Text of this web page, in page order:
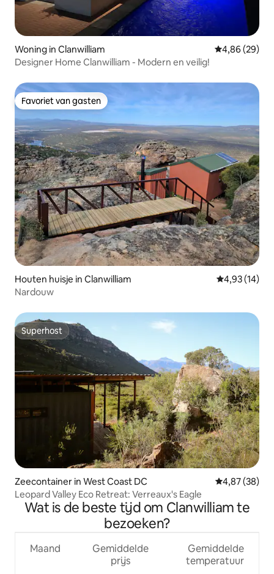
Woning in Clanwilliam Gemiddelde
4,86 (29)
Designer Home Clanwilliam - Modern en veilig!
Favoriet van gasten
Favoriet van gasten
Houten huisje in Clanwilliam Gemiddelde
4,93 (14)
Nardouw
Superhost
Superhost
Zeecontainer in West Coast DC Gemiddelde
4,87 (38)
Leopard Valley Eco Retreat: Verreaux's Eagle
Wat is de beste tijd om Clanwilliam te
bezoeken?
Maand
Gemiddelde
prijs
Gemiddelde
temperatuur